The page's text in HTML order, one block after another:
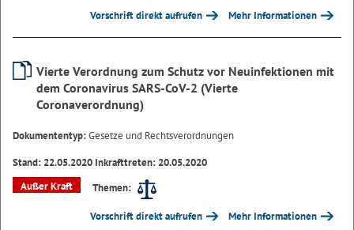
Vorschrift direkt aufrufen Mehr Informationen
Vierte Verordnung zum Schutz vor Neuinfektionen mit
dem Coronavirus SARS-CoV-2 (Vierte
Coronaverordnung)
Dokumententyp:Gesetze und Rechtsverordnungen
Stand: 22.05.2020 Inkrafttreten: 20.05.2020
Außer Kraft
Themen:
Vorschrift direkt aufrufen Mehr Informationen